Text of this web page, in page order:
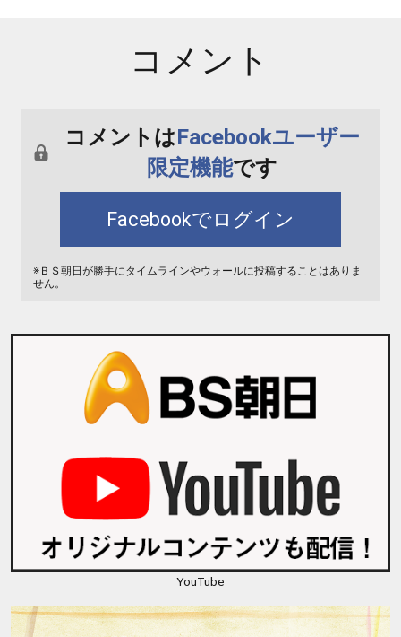
コメント
コメントはFacebookユーザー
限定機能です
Facebookでログイン
※ＢＳ朝日が勝手にタイムラインやウォールに投稿することはありま
せん。
YouTube